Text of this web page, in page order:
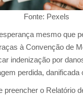
Fonte: Pexels
mesmo que
à Convenção de
indenização por
perdida, danificada
preencher o Relatório